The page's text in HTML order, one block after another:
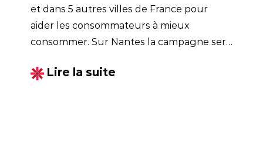
et dans 5 autres villes de France pour
aider les consommateurs à mieux
consommer. Sur Nantes la campagne sera
160 points d'affichages.
Lire la suite